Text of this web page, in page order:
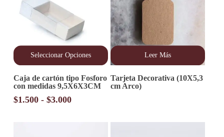
Seleccionar Opciones
producto
tiene
múltiples
variantes.
Caja de cartón tipo Fosforo
con medidas 9,5X6X3CM
$1.500 - $3.000Rango
Leer Más
Tarjeta Decorativa (10X5,3
cm Arco)